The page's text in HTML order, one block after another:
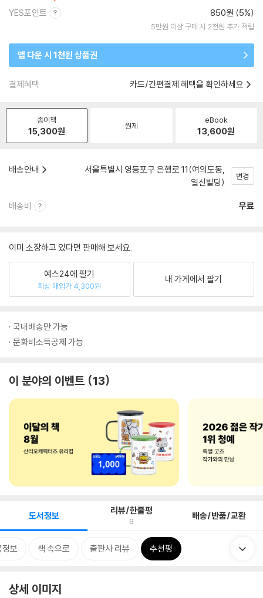
YES포인트 850원 (5%)
5만원 이상 구매 시 2천원 추가 적립
앱 다운 시 1천원 상품권
결제혜택 카드/간편결제 혜택을 확인하세요
종이책
15,300원 원제
eBook
13,600원
배송안내
서울특별시 영등포구 은행로 11(여의도동,
일신빌딩)
변경
배송비 무료
이미 소장하고 있다면 판매해 보세요.
예스24에 팔기
최상 매입가 4,300원
내 가게에서 팔기
국내배송만 가능
문화비소득공제 가능
이 분야의 이벤트 13
도서정보 리뷰/한줄평
9 배송/반품/교환
정보 책 속으로 출판사 리뷰 추천평
상세 이미지